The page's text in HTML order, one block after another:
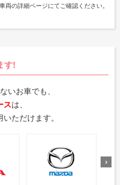
の詳細ページにてご確認ください。
す!
いお車でも、
スは、
ただけます。